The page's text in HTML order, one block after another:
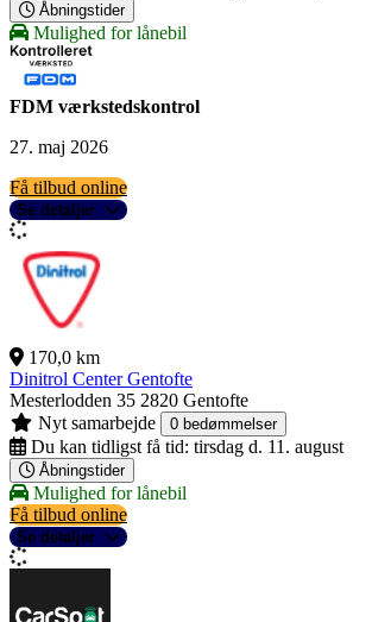
Åbningstider
Mulighed for lånebil
FDM værkstedskontrol
27. maj 2026
Få tilbud online
Se detaljer
170,0 km
Dinitrol Center Gentofte
Mesterlodden 35 2820 Gentofte
Nyt samarbejde
0 bedømmelser
Du kan tidligst få tid: tirsdag d. 11. august
Åbningstider
Mulighed for lånebil
Få tilbud online
Se detaljer